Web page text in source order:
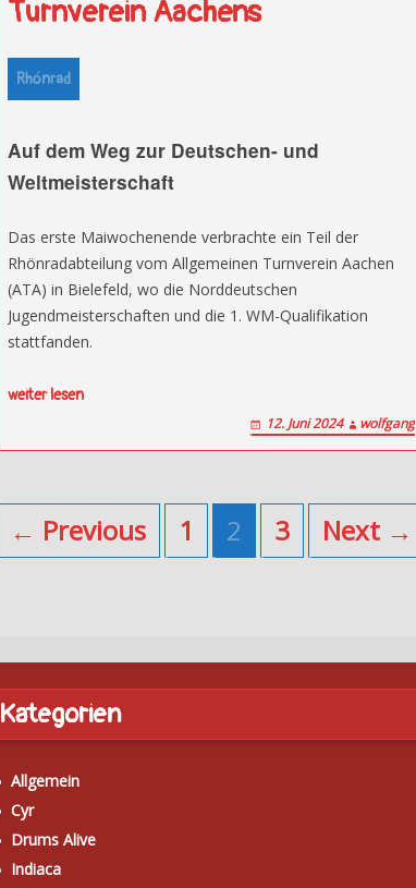
Turnverein Aachens
Rhönrad
Auf dem Weg zur Deutschen- und
Weltmeisterschaft
Das erste Maiwochenende verbrachte ein Teil der
Rhönradabteilung vom Allgemeinen Turnverein Aachen
(ATA) in Bielefeld, wo die Norddeutschen
Jugendmeisterschaften und die 1. WM-Qualifikation
stattfanden.
weiter lesen
12. Juni 2024
wolfgang
← Previous 1 2 3 Next →
Kategorien
Allgemein
Cyr
Drums Alive
Indiaca